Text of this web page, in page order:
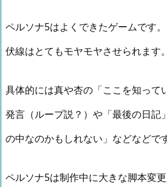
ペルソナ5はよくできたゲームです
伏線はとてもモヤモヤさせられます。
具体的には真や杏の「ここを知って
発言（ループ説？）や「最後の日記
の中なのかもしれない」などなどです
ペルソナ5は制作中に大きな脚本変